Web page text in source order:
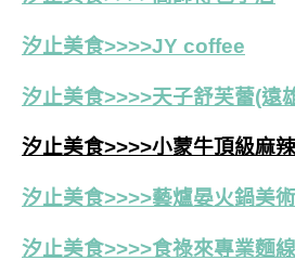
汐止美食>>>>JY coffee
汐止美食>>>>天子舒芙蕾(遠
汐止美食>>>>小蒙牛頂級麻
汐止美食>>>>藝爐晏火鍋美
汐止美食>>>>食祿來專業麵線